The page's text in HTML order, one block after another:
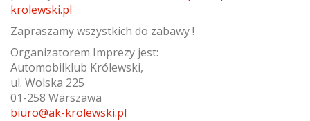
krolewski.pl
Zapraszamy wszystkich do zabawy !
Organizatorem Imprezy jest:
Automobilklub Królewski,
ul. Wolska 225
01-258 Warszawa
biuro@ak-krolewski.pl